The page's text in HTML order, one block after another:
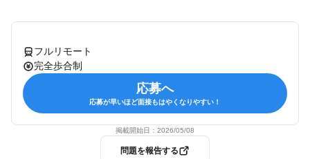
フルリモート
完全歩合制
応募へ
応募が早いほど面接もはやくなりやすい！
掲載開始日： 2026/05/08
問題を報告する